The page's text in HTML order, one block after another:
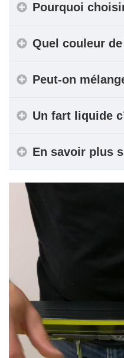
Pourquoi
Quel couleur
Peut-on
Un fart liquide
En savoir plus